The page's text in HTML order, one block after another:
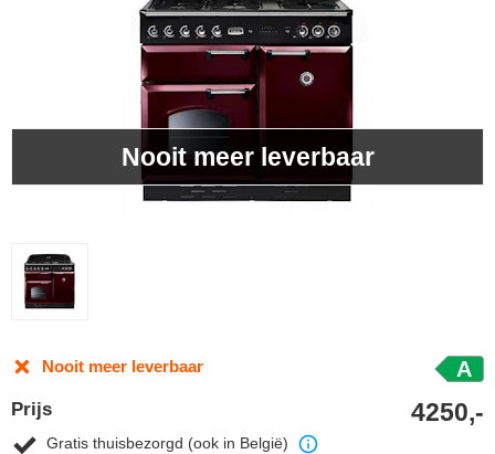
Nooit meer leverbaar
Nooit meer leverbaar A
Prijs 4250,-
Gratis thuisbezorgd (ook in België)